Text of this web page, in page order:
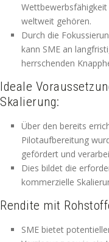
weltweit gehören.
Durch die
kann SME an
herrschenden
Ideale
Skalierung:
Über den bereits
Pilotaufbereitung
gefördert und
Dies bildet die
kommerzielle
Rendite mit
SME bietet